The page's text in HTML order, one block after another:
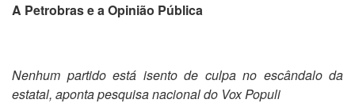
A Petrobras e a Opinião Pública
Nenhum partido está isento de culpa no escândalo da
estatal, aponta pesquisa nacional do Vox Populi